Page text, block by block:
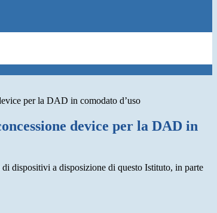
per la DAD in comodato d’uso
device per la DAD in
dispositivi a disposizione di questo Istituto, in parte